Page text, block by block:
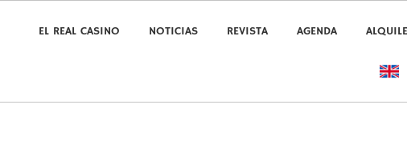
EL REAL CASINO NOTICIAS REVISTA AGENDA